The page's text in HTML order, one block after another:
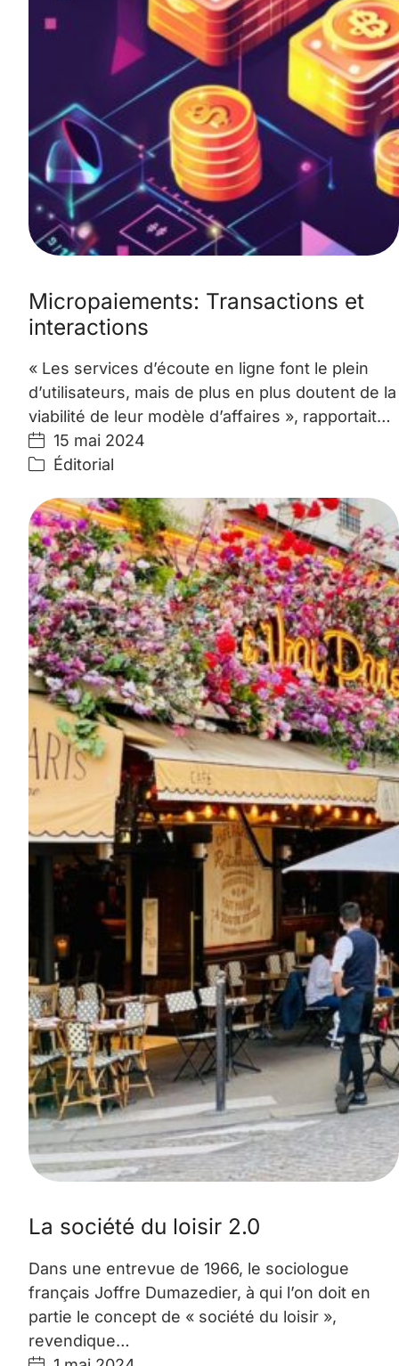
Micropaiements: Transactions et
interactions
« Les services d’écoute en ligne font le plein
d’utilisateurs, mais de plus en plus doutent de la
viabilité de leur modèle d’affaires », rapportait…
15 mai 2024
Éditorial
La société du loisir 2.0
Dans une entrevue de 1966, le sociologue
français Joffre Dumazedier, à qui l’on doit en
partie le concept de « société du loisir »,
revendique…